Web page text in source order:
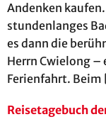
Andenken
stundenlanges
es dann die
Herrn Cwielong –
Ferienfahrt.
Reisetagebuch